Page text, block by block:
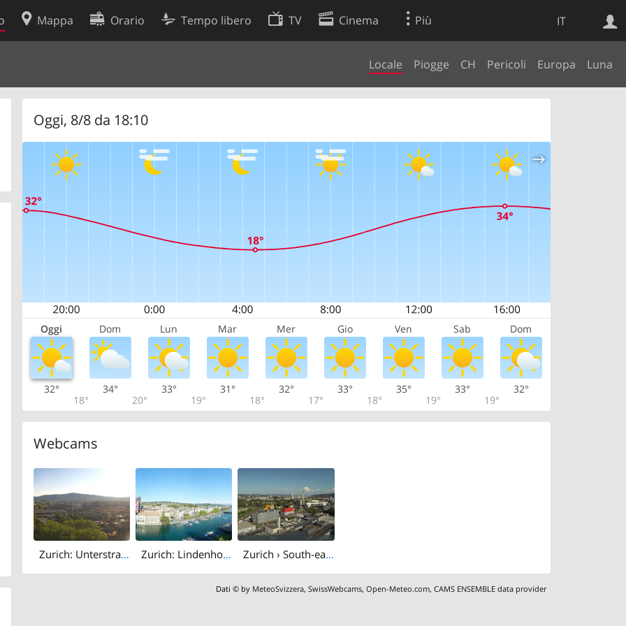
IT
Mappa Orario Tempo libero TV Cinema Più
Locale Piogge CH Pericoli Europa Luna
Oggi, 8/8 da 18:10
Oggi Dom Lun Mar Mer Gio Ven Sab Dom
32°
18°
34°
20°
33°
19°
31°
18°
32°
17°
33°
18°
35°
19°
33°
19°
32°
Webcams
Zurich: Unterstrass › South-west: Uetliberg Zurich: Lindenhof: Zürich Stadthaus Zurich › South-east: Schweizer Radio und Fernsehen (Studio Zürich Leutschenbach) - Sonderabfall-Sammelstelle Hagenholz
Dati © by MeteoSvizzera,SwissWebcams,Open-Meteo.com,CAMS ENSEMBLE data provider
Ricerca Web
Preferenze cookie